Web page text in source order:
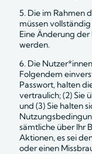
5. Die im Rahmen
müssen
Eine Änderung
werden.
6. Die
Folgendem
Passwort, halten
vertraulich; (2) Sie
und (3) Sie halten
sämtliche über Ihr
Aktionen, es sei
oder einen